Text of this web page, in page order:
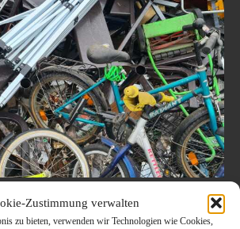
Zustimmung verwalten
zu bieten, verwenden wir Technologien wie Cookies,
und Schrottankauf in
Experten für